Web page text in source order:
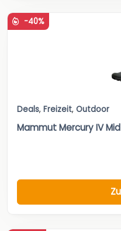
-40%
Deals, Freizeit, Outdoor
Mammut Mercury IV Mid